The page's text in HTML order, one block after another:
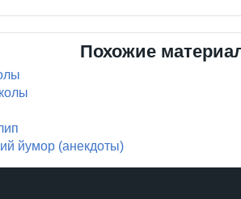
Похожие
йумор (анекдоты)